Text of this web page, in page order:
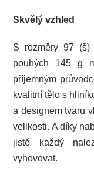
Skvělý vzhled
S rozměry 97
pouhých 145 g
příjemným
kvalitní tělo s
a designem tvaru
velikosti. A díky
jistě každý
vyhovovat.